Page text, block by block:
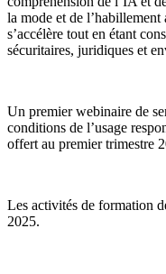
la mode et de
s’accélère tout en étant
sécuritaires, juridiques et
Un premier webinaire de
conditions de l’usage
offert au premier trimestre
Les activités de formation
2025.